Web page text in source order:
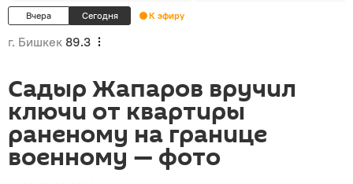
Вчера Сегодня К эфиру
г. Бишкек 89.3
Садыр Жапаров вручил
ключи от квартиры
раненому на границе
военному — фото